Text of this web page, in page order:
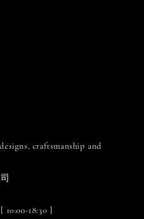
craftsmanship and
18:30 ]